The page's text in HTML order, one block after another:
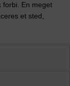
forbi. En meget
et sted,